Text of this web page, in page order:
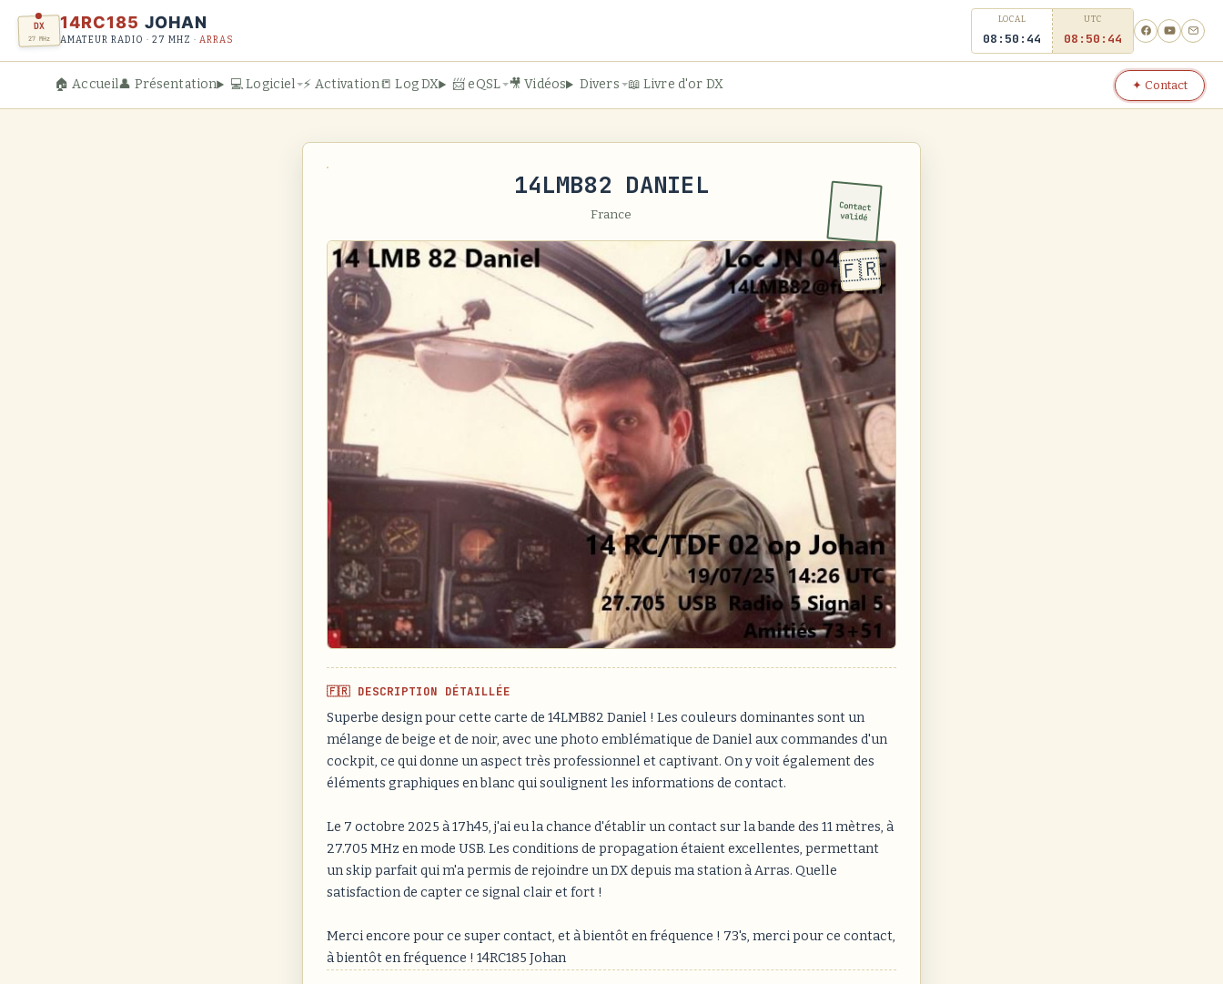
DX
27 MHz
14RC185 JOHAN
AMATEUR RADIO · 27 MHZ · ARRAS
LOCAL
08:50:44
UTC
08 50 44
🏠 Accueil👤 Présentation 💻 Logiciel ⚡ Activation📒 Log DX 📨 eQSL 🎥 Vidéos Divers 📖 Livre d'or DX ✦ Contact
🇫🇷
Contact
validé
14LMB82 DANIEL
France
🇫🇷 DESCRIPTION DÉTAILLÉE
Superbe design pour cette carte de 14LMB82 Daniel ! Les couleurs dominantes sont un
mélange de beige et de noir, avec une photo emblématique de Daniel aux commandes d'un
cockpit, ce qui donne un aspect très professionnel et captivant. On y voit également des
éléments graphiques en blanc qui soulignent les informations de contact.
Le 7 octobre 2025 à 17h45, j'ai eu la chance d'établir un contact sur la bande des 11 mètres, à
27.705 MHz en mode USB. Les conditions de propagation étaient excellentes, permettant
un skip parfait qui m'a permis de rejoindre un DX depuis ma station à Arras. Quelle
satisfaction de capter ce signal clair et fort !
Merci encore pour ce super contact, et à bientôt en fréquence ! 73's, merci pour ce contact,
à bientôt en fréquence ! 14RC185 Johan